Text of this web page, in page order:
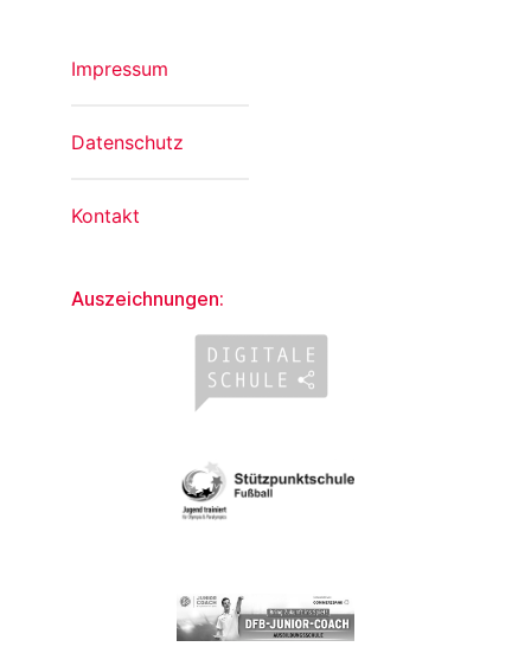
Impressum
Datenschutz
Kontakt
Auszeichnungen: